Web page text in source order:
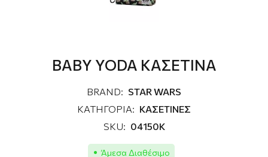
BABY YODA ΚΑΣΕΤΙΝΑ
BRAND: STAR WARS
ΚΑΤΗΓΟΡΙΑ: ΚΑΣΕΤΙΝΕΣ
SKU: 04150K
Άμεσα Διαθέσιμο